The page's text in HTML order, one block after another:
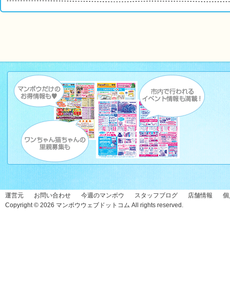
運営元 お問い合わせ 今週のマンボウ スタッフブログ 店舗情報
Copyright © 2026 マンボウウェブドットコム All rights reserved.